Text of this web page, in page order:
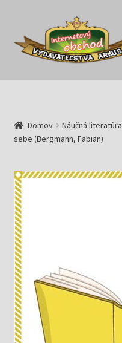
Série
E-knihy
Predplatné
Pripravujeme
Pre školy
Knižný klub
Kontakt
Domov Náučná literatúra
sebe (Bergmann, Fabian)